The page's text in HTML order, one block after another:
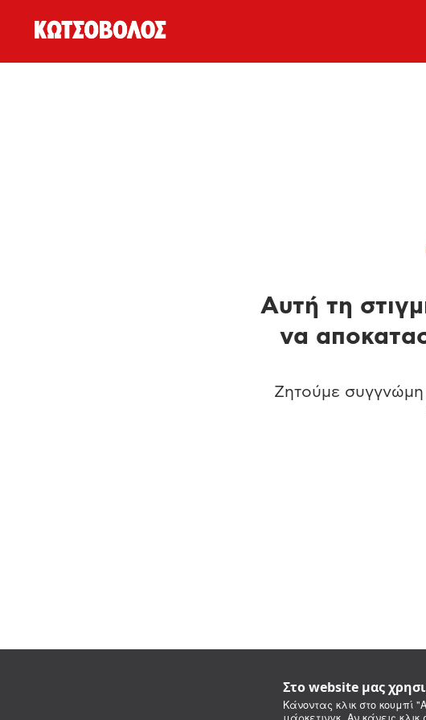
Στο website μας
Κάνοντας κλικ στο κουμπί
Αυτή τη
να
Ζητούμε συγγνώμη